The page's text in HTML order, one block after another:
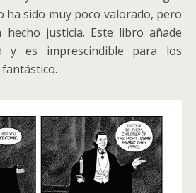
ha sido muy poco valorado, pero
justicia. Este libro añade
y es imprescindible para los